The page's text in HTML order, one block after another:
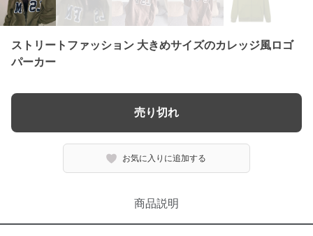
ストリートファッション 大きめサイズのカレッジ風ロゴ
パーカー
売り切れ
お気に入りに追加する
商品説明